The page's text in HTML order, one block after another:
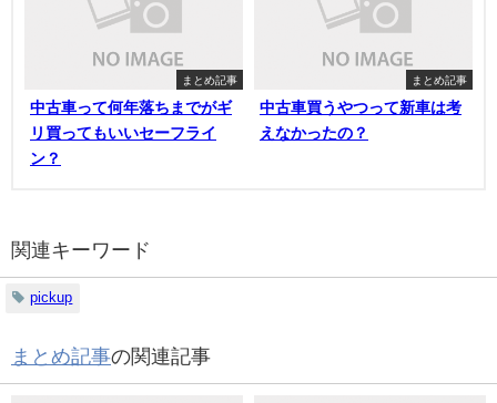
まとめ記事
中古車って何年落ちまでがギ
リ買ってもいいセーフライ
ン？
まとめ記事
中古車買うやつって新車は考
えなかったの？
関連キーワード
pickup
まとめ記事の関連記事